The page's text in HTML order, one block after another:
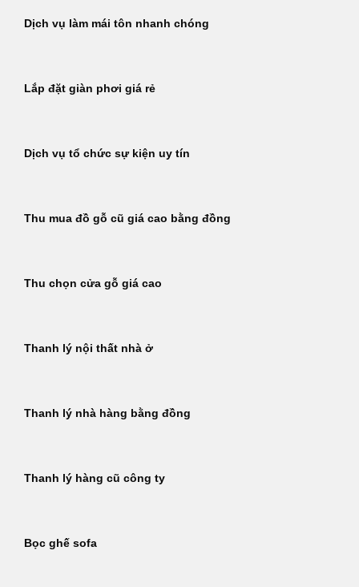
Dịch vụ làm mái tôn nhanh chóng
Lắp đặt giàn phơi giá rẻ
Dịch vụ tổ chức sự kiện uy tín
Thu mua đồ gỗ cũ giá cao bằng đồng
Thu chọn cửa gỗ giá cao
Thanh lý nội thất nhà ở
Thanh lý nhà hàng bằng đồng
Thanh lý hàng cũ công ty
Bọc ghế sofa